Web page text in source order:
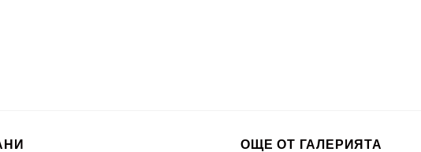
ОЩЕ ОТ ГАЛЕРИЯТА